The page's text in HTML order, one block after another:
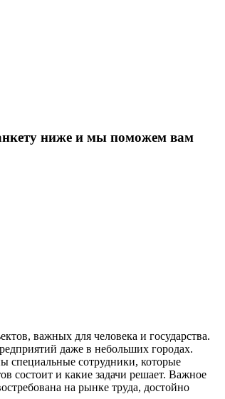
ниже и мы поможем вам
важных для человека и государства.
даже в небольших городах.
специальные сотрудники, которые
состоит и какие задачи решает. Важное
на рынке труда, достойно